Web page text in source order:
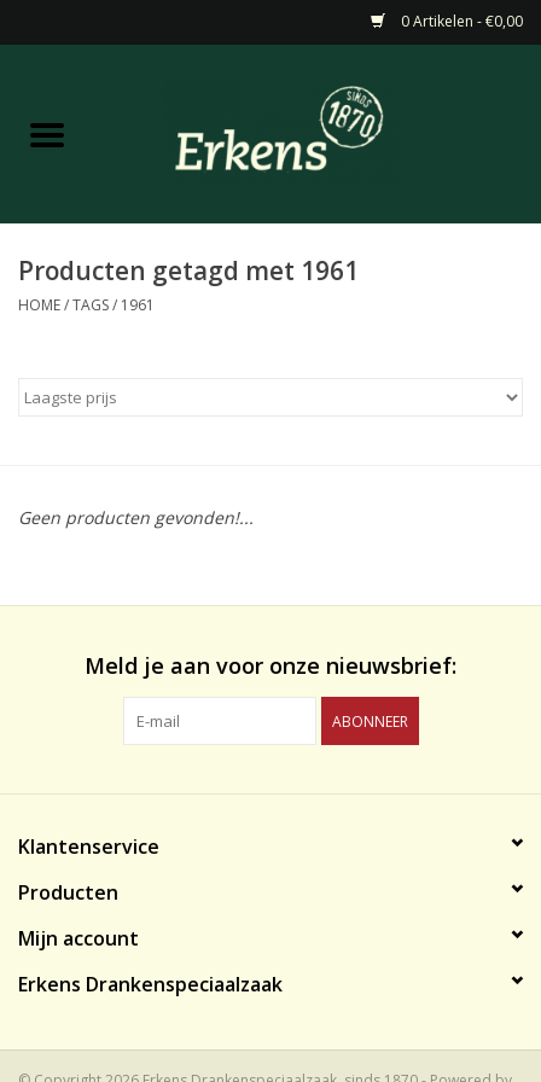
0 Artikelen - €0,00
Home
Barneveldse specialiteiten
Gedistilleerd &
Producten getagd met 1961
HOME/TAGS/ 1961
Geen producten gevonden!...
Meld je aan voor onze nieuwsbrief:
ABONNEER
Klantenservice
Producten
Mijn account
Erkens Drankenspeciaalzaak